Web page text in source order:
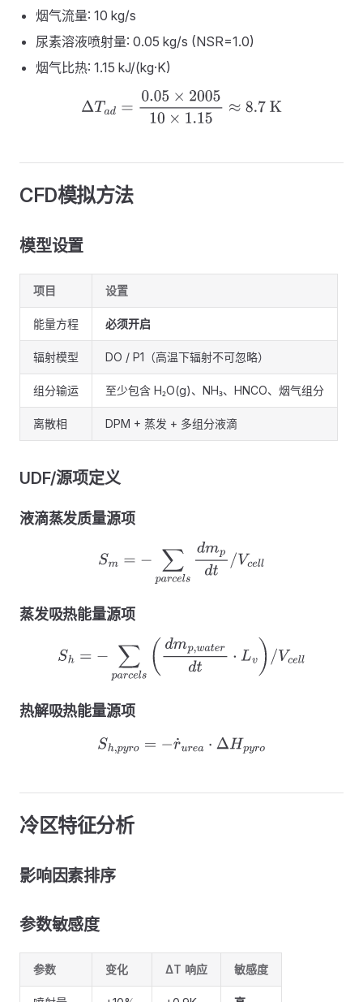
烟气流量: 10 kg/s
尿素溶液喷射量: 0.05 kg/s (NSR=1.0)
烟气比热: 1.15 kJ/(kg·K)
ΔTa 0.05×200510×1.15 ≈ 8.7K
CFD模拟方法
模型设置
项目 设置
能量方程 必须开启
辐射模型 DO / P1（高温下辐射不可忽略）
组分输运 至少包含 H₂O(g)、NH₃、HNCO、烟气组分
离散相 DPM + 蒸发 + 多组分液滴
UDF/源项定义
液滴蒸发质量源项
S arcel dmpdt Vce
蒸发吸热能量源项
parc s dmp,waterd Lv /V cell
热解吸热能量源项
S h,py ro=−r˙urea ΔHpyro
冷区特征分析
影响因素排序
参数敏感度
参数 变化 ΔT 响应 敏感度